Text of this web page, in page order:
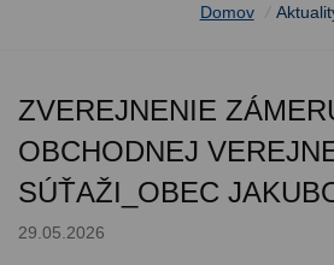
Domov /
ZVEREJNENIE
OBCHODNEJ
SÚŤAŽI_OBEC
29.05.2026